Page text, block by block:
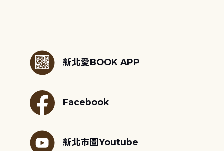
新北愛BOOK APP
Facebook
新北市圖Youtube